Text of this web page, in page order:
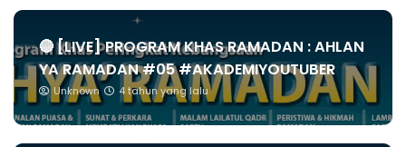
🔴 [LIVE] PROGRAM KHAS RAMADAN : AHLAN
YA RAMADAN #05 #AKADEMIYOUTUBER
Unknown 4 tahun yang lalu